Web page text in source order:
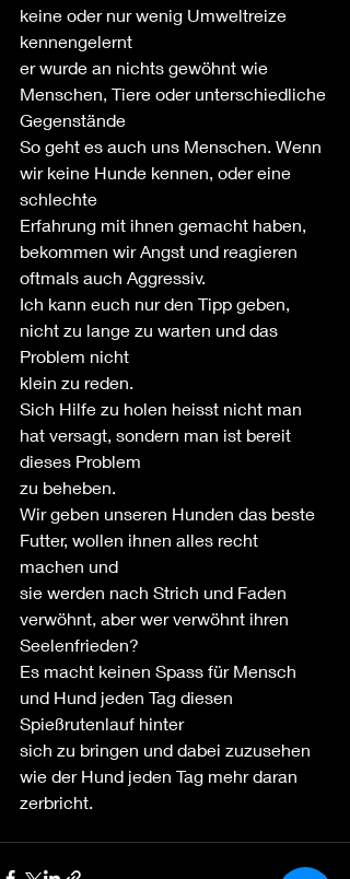
keine oder nur wenig Umweltreize
kennengelernt
er wurde an nichts gewöhnt wie
Menschen, Tiere oder unterschiedliche
Gegenstände
So geht es auch uns Menschen. Wenn
wir keine Hunde kennen, oder eine
schlechte
Erfahrung mit ihnen gemacht haben,
bekommen wir Angst und reagieren
oftmals auch Aggressiv.
Ich kann euch nur den Tipp geben,
nicht zu lange zu warten und das
Problem nicht
klein zu reden.
Sich Hilfe zu holen heisst nicht man
hat versagt, sondern man ist bereit
dieses Problem
zu beheben.
Wir geben unseren Hunden das beste
Futter, wollen ihnen alles recht
machen und
sie werden nach Strich und Faden
verwöhnt, aber wer verwöhnt ihren
Seelenfrieden?
Es macht keinen Spass für Mensch
und Hund jeden Tag diesen
Spießrutenlauf hinter
sich zu bringen und dabei zuzusehen
wie der Hund jeden Tag mehr daran
zerbricht.